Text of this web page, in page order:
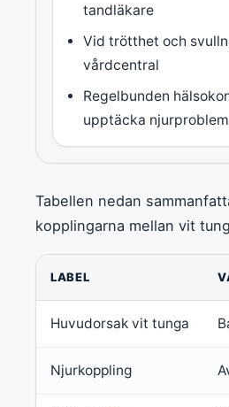
tandläkare
Vid trötthet och
vårdcentral
Regelbunden
upptäcka
Tabellen nedan
kopplingarna mellan vit
LABEL
Huvudorsak vit tunga
Njurkoppling